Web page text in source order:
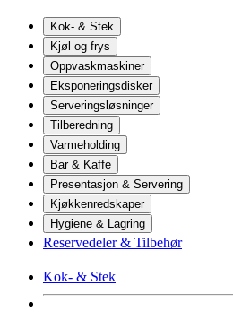
Kok- & Stek
Kjøl og frys
Oppvaskmaskiner
Eksponeringsdisker
Serveringsløsninger
Tilberedning
Varmeholding
Bar & Kaffe
Presentasjon & Servering
Kjøkkenredskaper
Hygiene & Lagring
Reservedeler & Tilbehør
Kok- & Stek